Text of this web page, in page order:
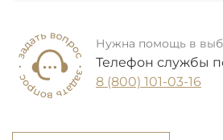
Нужна помощь в
Телефон службы
8 (800) 101-03-16